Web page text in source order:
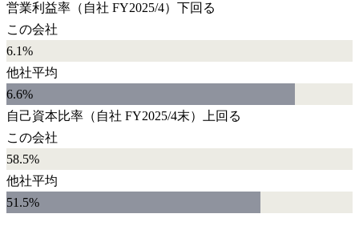
営業利益率 （自社 FY2025/4） 下回る
この会社
6.1%
他社平均
6.6%
自己資本比率 （自社 FY2025/4末）
上回る
この会社
58.5%
他社平均
51.5%